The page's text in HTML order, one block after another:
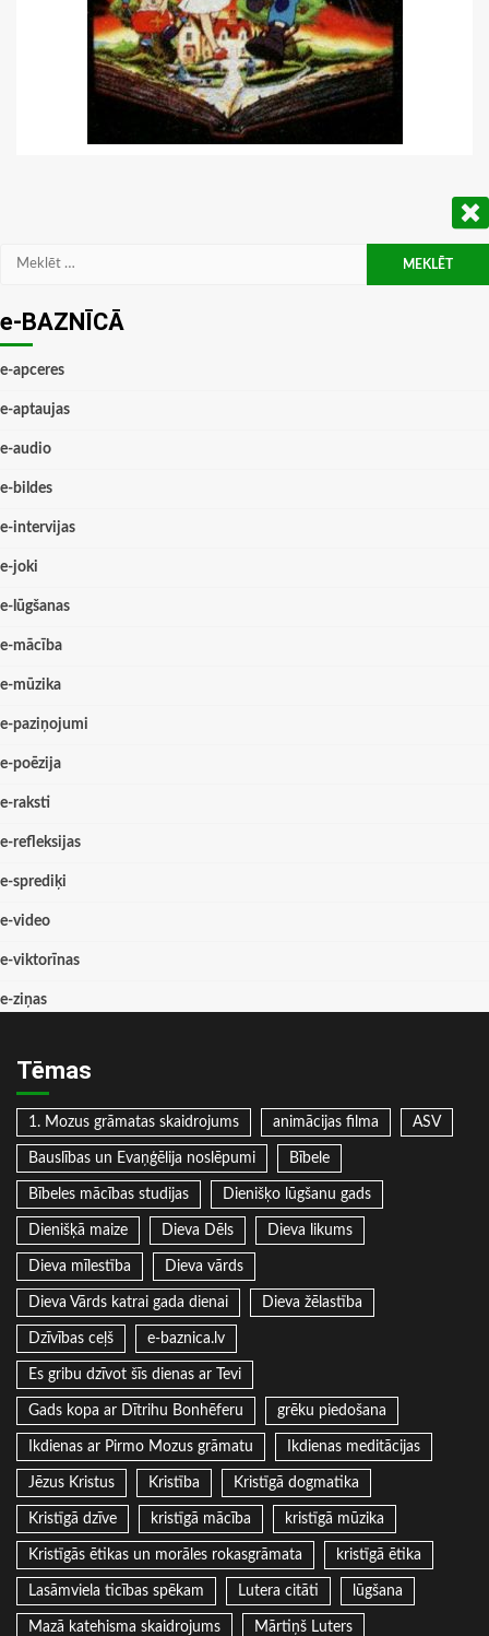
Meklēt:
e-BAZNĪCĀ
e-apceres
e-aptaujas
e-audio
e-bildes
e-intervijas
e-joki
e-lūgšanas
e-mācība
e-mūzika
e-paziņojumi
e-poēzija
e-raksti
e-refleksijas
e-sprediķi
e-video
e-viktorīnas
e-ziņas
Tēmas
1. Mozus grāmatas skaidrojums animācijas filma ASV
Bauslības un Evaņģēlija noslēpumi Bībele
Bībeles mācības studijas Dienišķo lūgšanu gads
Dienišķā maize Dieva Dēls Dieva likums
Dieva mīlestība Dieva vārds
Dieva Vārds katrai gada dienai Dieva žēlastība
Dzīvības ceļš e-baznica.lv
Es gribu dzīvot šīs dienas ar Tevi
Gads kopa ar Dītrihu Bonhēferu grēku piedošana
Ikdienas ar Pirmo Mozus grāmatu Ikdienas meditācijas
Jēzus Kristus Kristība Kristīgā dogmatika
Kristīgā dzīve kristīgā mācība kristīgā mūzika
Kristīgās ētikas un morāles rokasgrāmata kristīgā ētika
Lasāmviela ticības spēkam Lutera citāti lūgšana
Mazā katehisma skaidrojums Mārtiņš Luters